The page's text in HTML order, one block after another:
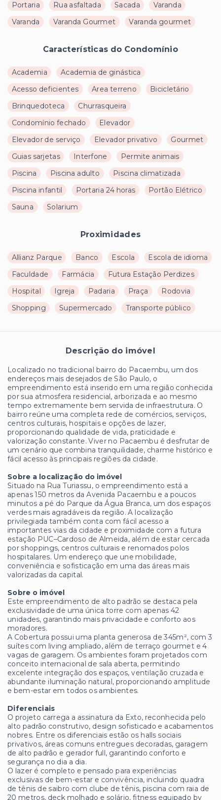
Portaria
Rua asfaltada Sacada
Varanda
Varanda
Varanda Gourmet Varanda gourmet
Características do Condomínio
Academia
Academia de ginástica
Acesso deficientes
Area terreno
Bicicletário
Brinquedoteca
Churrasqueira
Condomínio fechado
Elevador
Elevador de serviço
Elevador privativo
Gourmet
Guias sarjetas
Interfone
Permite animais
Piscina
Piscina adulto
Piscina climatizada
Piscina infantil
Portaria 24 horas
Portão Elétrico
Sauna
Solarium
Proximidades
Allianz Parque Banco Escola
Escola de idioma
Faculdade
Farmácia
Futura Estação Perdizes
Hospital
Igreja Padaria Praça
Rodovia
Shopping
Supermercado Transporte público
Descrição do imóvel
Localizado no tradicional bairro do Pacaembu, um dos
endereços mais desejados de São Paulo, o
empreendimento está inserido em uma região conhecida
por sua atmosfera residencial, arborizada e ao mesmo
tempo extremamente bem servida de infraestrutura. O
bairro reúne uma completa rede de comércios, serviços,
centros culturais, hospitais e opções de lazer,
proporcionando qualidade de vida, praticidade e
valorização constante. Viver no Pacaembu é desfrutar de
um cenário que combina tranquilidade, charme histórico e
fácil acesso às principais regiões da cidade.
Sobre a localização do imóvel
Situado na Rua Turiassu, o empreendimento está a
apenas 150 metros da Avenida Pacaembu e a poucos
minutos a pé do Parque da Água Branca, um dos espaços
verdes mais agradáveis da região. A localização
privilegiada também conta com fácil acesso a
importantes vias da cidade e proximidade com a futura
estação PUC–Cardoso de Almeida, além de estar cercada
por shoppings, centros culturais e renomados polos
hospitalares. Um endereço que une mobilidade,
conveniência e sofisticação em uma das áreas mais
valorizadas da capital.
Sobre o imóvel
Este empreendimento de alto padrão se destaca pela
exclusividade de uma única torre com apenas 42
unidades, garantindo mais privacidade e conforto aos
moradores.
A Cobertura possui uma planta generosa de 345m², com 3
suítes com living ampliado, além de terraço gourmet e 4
vagas de garagem. Os ambientes foram projetados com
conceito internacional de sala aberta, permitindo
excelente integração dos espaços, ventilação cruzada e
abundante iluminação natural, proporcionando amplitude
e bem-estar em todos os ambientes.
Diferenciais
O projeto carrega a assinatura da Exto, reconhecida pelo
alto padrão construtivo, design sofisticado e acabamentos
nobres. Entre os diferenciais estão os halls sociais
privativos, áreas comuns entregues decoradas, garagem
de alto padrão e gerador full, garantindo conforto e
segurança no dia a dia.
O lazer é completo e pensado para experiências
exclusivas de bem-estar e convivência, incluindo quadra
de tênis de saibro com clube de tênis, piscina com raia de
20 metros, deck molhado e solário, fitness equipado by